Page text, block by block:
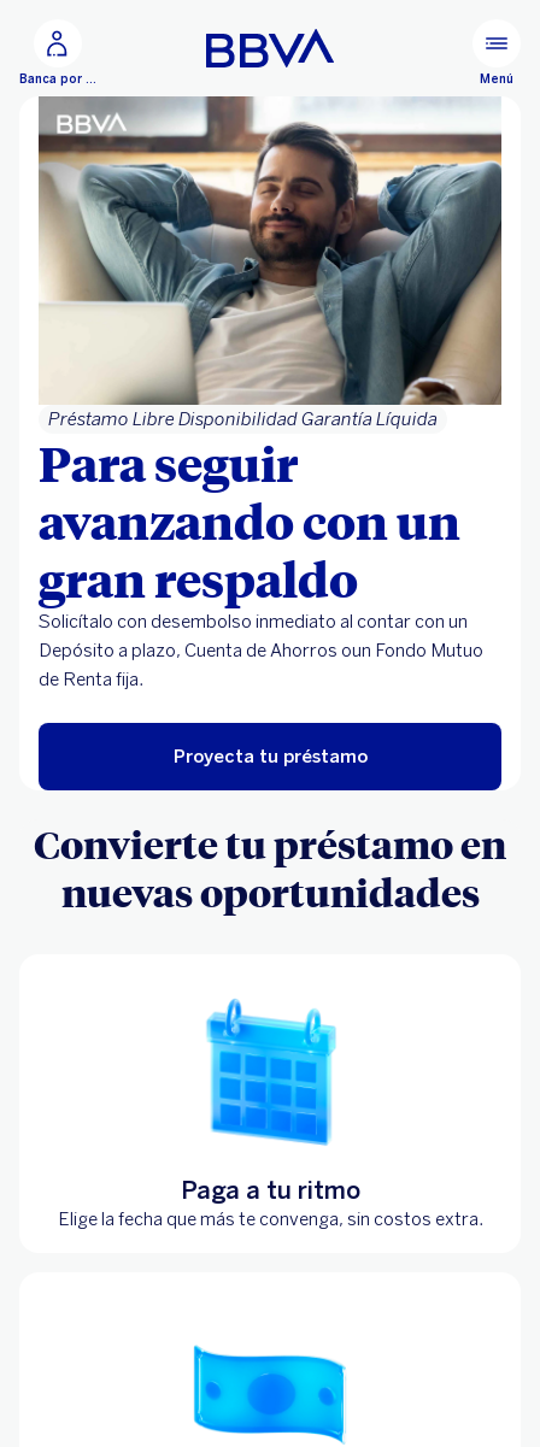
Banca por Internet Menú
Préstamo Libre Disponibilidad Garantía Líquida
Para seguir
avanzando con un
gran respaldo
Solicítalo con desembolso inmediato al contar con un
Depósito a plazo, Cuenta de Ahorros oun Fondo Mutuo
de Renta fija.
Proyecta tu préstamo
Convierte tu préstamo en
nuevas oportunidades
Paga a tu ritmo
Elige la fecha que más te convenga, sin costos extra.